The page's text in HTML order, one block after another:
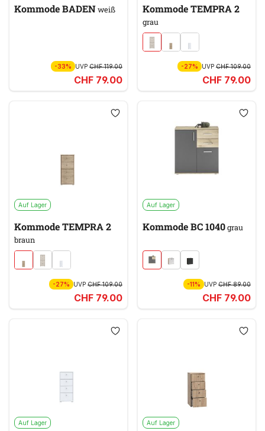
Kommode BADENweiß
-33% UVP CHF 119.00
CHF 79.00
Kommode TEMPRA 2
grau
-27% UVPCHF 109.00
CHF 79.00
Auf Lager
Kommode TEMPRA 2
braun
-27% UVP CHF 109.00
CHF 79.00
Auf Lager
Kommode BC 1040grau
-11% UVPCHF 89.00
CHF 79.00
Auf Lager Auf Lager